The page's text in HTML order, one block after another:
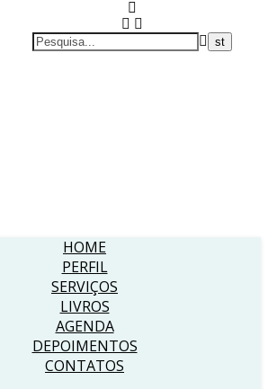
HOME
PERFIL
SERVIÇOS
LIVROS
AGENDA
DEPOIMENTOS
CONTATOS